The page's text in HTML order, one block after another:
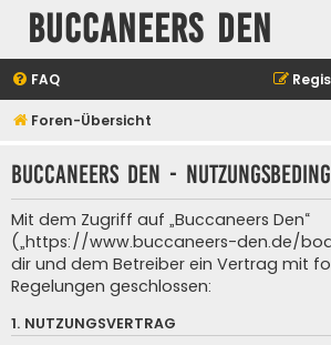
Buccaneers Den
FAQ
Foren-Übersicht
Buccaneers Den -
Mit dem Zugriff auf „Buccaneers Den“
(„https://www.buccaneers-den.de/
dir und dem Betreiber ein Vertrag mit
Regelungen geschlossen:
1. NUTZUNGSVERTRAG